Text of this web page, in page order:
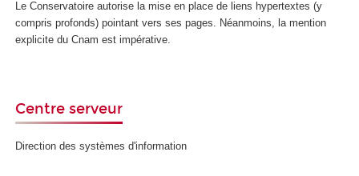
Le Conservatoire autorise la mise en place de liens hypertextes (y
compris profonds) pointant vers ses pages. Néanmoins, la mention
explicite du Cnam est impérative.
Centre serveur
Direction des systèmes d'information